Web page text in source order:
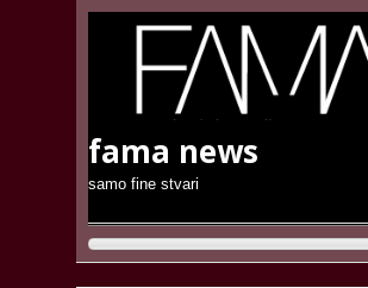
fama news
samo fine stvari